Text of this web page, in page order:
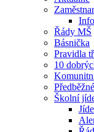
Řády MŠ
Básnička
Pravidla
10
Školní